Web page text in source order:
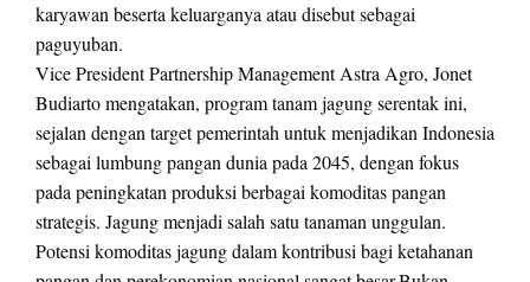
karyawan beserta keluarganya atau disebut sebagai
paguyuban.
Vice President Partnership Management Astra Agro, Jonet
Budiarto mengatakan, program tanam jagung serentak ini,
sejalan dengan target pemerintah untuk menjadikan Indonesia
sebagai lumbung pangan dunia pada 2045, dengan fokus
pada peningkatan produksi berbagai komoditas pangan
strategis. Jagung menjadi salah satu tanaman unggulan.
Potensi komoditas jagung dalam kontribusi bagi ketahanan